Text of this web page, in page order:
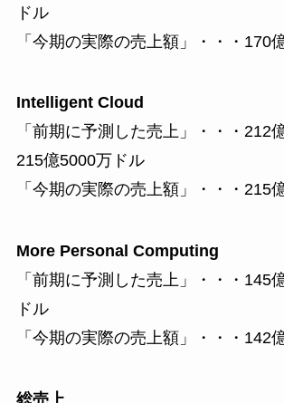
ドル
「今期の実際の売上額」・・・170
Intelligent Cloud
「前期に予測した売上」・・・212
215億5000万ドル
「今期の実際の売上額」・・・215
More Personal Computing
「前期に予測した売上」・・・145
ドル
「今期の実際の売上額」・・・142